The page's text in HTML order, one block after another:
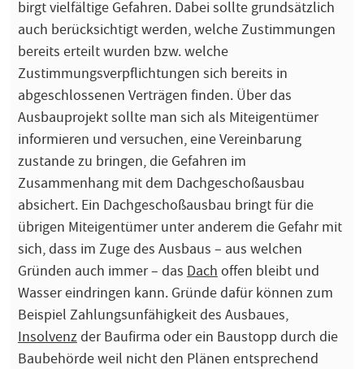
birgt vielfältige Gefahren. Dabei sollte grundsätzlich
auch berücksichtigt werden, welche Zustimmungen
bereits erteilt wurden bzw. welche
Zustimmungsverpflichtungen sich bereits in
abgeschlossenen Verträgen finden. Über das
Ausbauprojekt sollte man sich als Miteigentümer
informieren und versuchen, eine Vereinbarung
zustande zu bringen, die Gefahren im
Zusammenhang mit dem Dachgeschoßausbau
absichert. Ein Dachgeschoßausbau bringt für die
übrigen Miteigentümer unter anderem die Gefahr mit
sich, dass im Zuge des Ausbaus – aus welchen
Gründen auch immer – das Dach offen bleibt und
Wasser eindringen kann. Gründe dafür können zum
Beispiel Zahlungsunfähigkeit des Ausbaues,
Insolvenzder Baufirma oder ein Baustopp durch die
Baubehörde weil nicht den Plänen entsprechend